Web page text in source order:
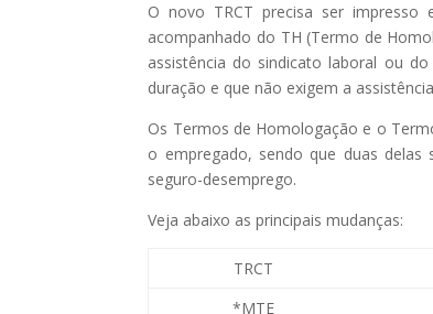
O novo TRCT precisa ser
acompanhado do TH (Termo de
assistência do sindicato laboral ou
duração e que não exigem a
Os Termos de Homologação e o
o empregado, sendo que duas
seguro-desemprego.
Veja abaixo as principais mudanças:
TRCT
*MTE